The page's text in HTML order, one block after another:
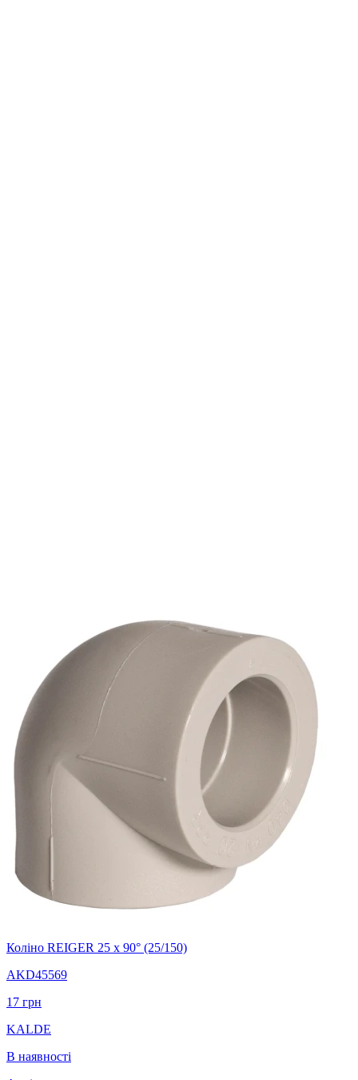
Коліно REIGER 25 х 90° (25/150)
AKD45569
17 грн
KALDE
В наявності